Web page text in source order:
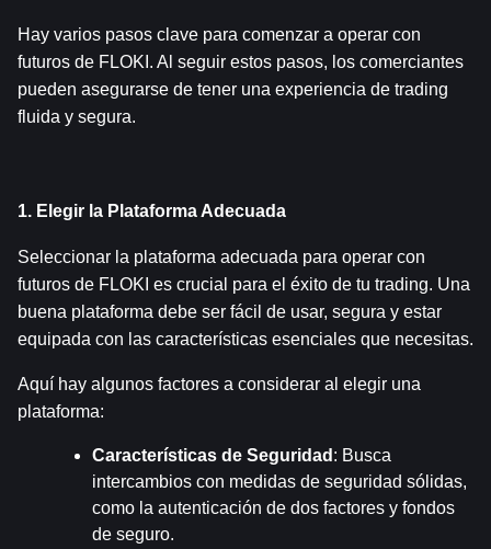
Hay varios pasos clave para comenzar a operar con
futuros de FLOKI. Al seguir estos pasos, los comerciantes
pueden asegurarse de tener una experiencia de trading
fluida y segura.
1. Elegir la Plataforma Adecuada
Seleccionar la plataforma adecuada para operar con
futuros de FLOKI es crucial para el éxito de tu trading. Una
buena plataforma debe ser fácil de usar, segura y estar
equipada con las características esenciales que necesitas.
Aquí hay algunos factores a considerar al elegir una
plataforma:
Características de Seguridad : Busca
intercambios con medidas de seguridad sólidas,
como la autenticación de dos factores y fondos
de seguro.